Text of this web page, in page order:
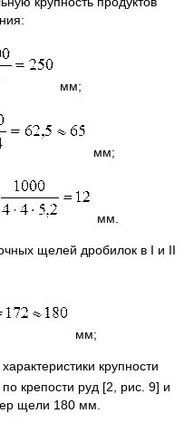
мм;
мм;
мм.
щелей дробилок в I и II
мм;
крупности
крепости руд [2, рис. 9] и
щели 180 мм.